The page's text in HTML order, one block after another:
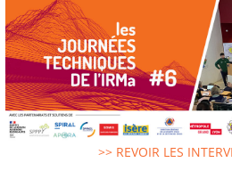
>> REVOIR LES